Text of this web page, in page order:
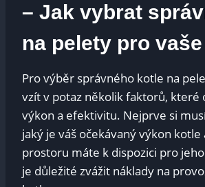
– Jak vybrat
na pelety pro
Pro výběr správného kotle na
vzít v potaz několik faktorů, které
výkon a efektivitu. Nejprve si
jaký je váš očekávaný výkon kotle
prostoru máte k dispozici pro
je důležité zvážit náklady na